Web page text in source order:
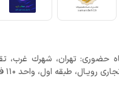
حضوری: تهران، شهرك غرب،
طبقه اول، واحد 110 فروشگاه دراگون شاپ